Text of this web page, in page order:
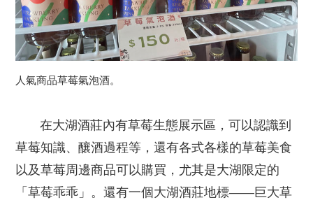
人氣商品草莓氣泡酒。
在大湖酒莊內有草莓生態展示區，可以認識到
草莓知識、釀酒過程等，還有各式各樣的草莓美食
以及草莓周邊商品可以購買，尤其是大湖限定的
「草莓乖乖」。還有一個大湖酒莊地標——巨大草